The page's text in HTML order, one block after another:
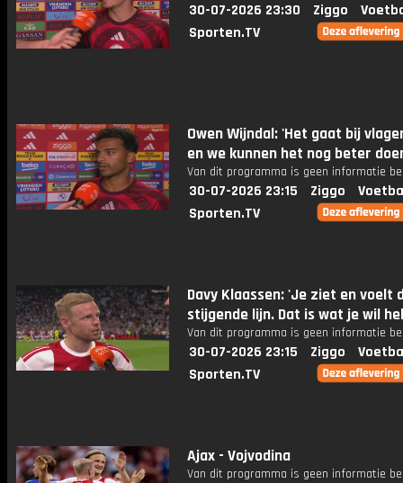
30-07-2026 23:30 Ziggo
Sporten.TV
Owen Wijndal: 'Het gaat bij
en we kunnen het nog beter
Van dit programma is geen informatie
30-07-2026 23:15 Ziggo
Sporten.TV
Davy Klaassen: 'Je ziet en voelt
stijgende lijn. Dat is wat je wil
Van dit programma is geen informatie
30-07-2026 23:15 Ziggo
Sporten.TV
Ajax - Vojvodina
Van dit programma is geen informatie